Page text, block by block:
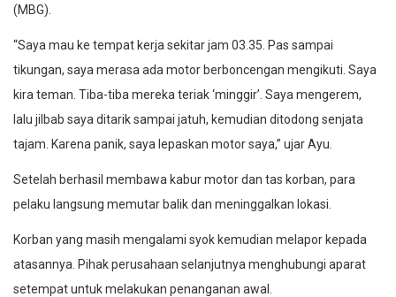
(MBG).
“Saya mau ke tempat kerja sekitar jam 03.35. Pas sampai
tikungan, saya merasa ada motor berboncengan mengikuti. Saya
kira teman. Tiba-tiba mereka teriak ‘minggir’. Saya mengerem,
lalu jilbab saya ditarik sampai jatuh, kemudian ditodong senjata
tajam. Karena panik, saya lepaskan motor saya,” ujar Ayu.
Setelah berhasil membawa kabur motor dan tas korban, para
pelaku langsung memutar balik dan meninggalkan lokasi.
Korban yang masih mengalami syok kemudian melapor kepada
atasannya. Pihak perusahaan selanjutnya menghubungi aparat
setempat untuk melakukan penanganan awal.